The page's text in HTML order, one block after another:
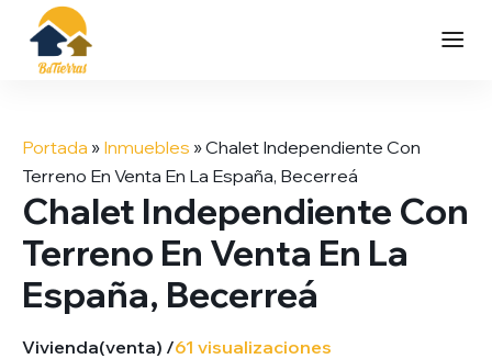
contenido
Portada » Inmuebles »Chalet Independiente Con
Terreno En Venta En La España, Becerreá
Chalet Independiente Con
Terreno En Venta En La
España, Becerreá
Vivienda(venta) /61 visualizaciones